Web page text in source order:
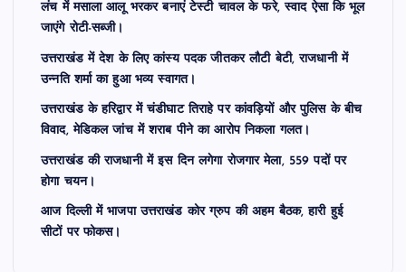
लंच में मसाला आलू भरकर बनाएं टेस्टी चावल के फरे, स्वाद ऐसा कि भूल
जाएंगे रोटी-सब्जी।
उत्तराखंड में देश के लिए कांस्य पदक जीतकर लौटी बेटी, राजधानी में
उन्नति शर्मा का हुआ भव्य स्वागत।
उत्तराखंड के हरिद्वार में चंडीघाट तिराहे पर कांवड़ियों और पुलिस के बीच
विवाद, मेडिकल जांच में शराब पीने का आरोप निकला गलत।
उत्तराखंड की राजधानी में इस दिन लगेगा रोजगार मेला, 559 पदों पर
होगा चयन।
आज दिल्ली में भाजपा उत्तराखंड कोर ग्रुप की अहम बैठक, हारी हुई
सीटों पर फोकस।